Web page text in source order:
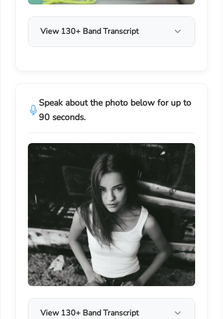
View 130+ Band Transcript
Speak about the photo below for up to
90 seconds.
View 130+ Band Transcript